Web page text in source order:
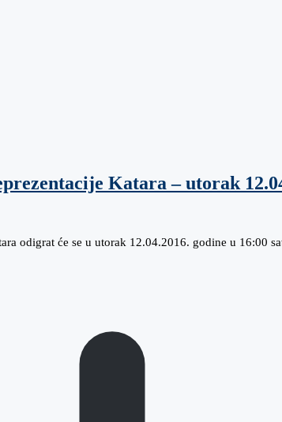
Katara – utorak
odigrat će se u utorak 12.04.2016. godine u 16:00